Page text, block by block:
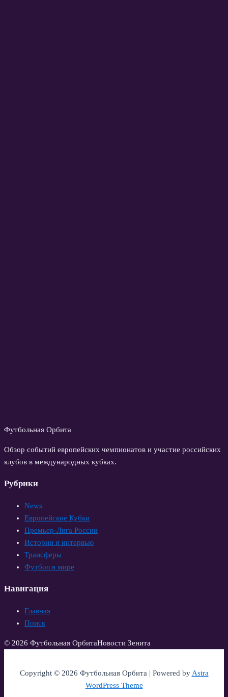
Футбольная Орбита
Обзор событий европейских чемпионатов и участие российских
клубов в международных кубках.
Рубрики
News
Европейские Кубки
Премьер-Лига России
Истории и интервью
Трансферы
Футбол в мире
Навигация
Главная
Поиск
© 2026 Футбольная ОрбитаНовости Зенита
Copyright © 2026 Футбольная Орбита | Powered byAstra
WordPress Theme